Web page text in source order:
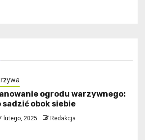
ogrodu warzywnego:
sadzić obok siebie
lutego, 2025 Redakcja